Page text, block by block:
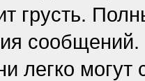
грусть.
сообщений.
легко